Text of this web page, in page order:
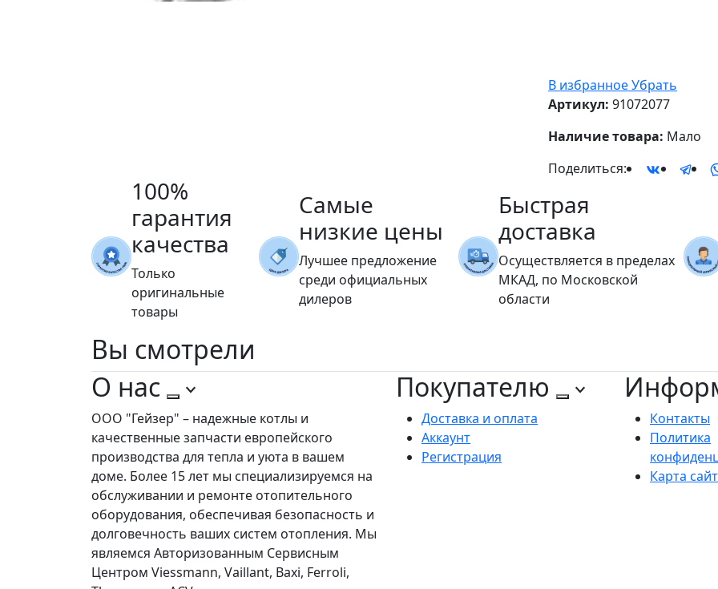
В избранноеУбрать
Артикул: 91072077
Наличие товара: Мало
Поделиться:
100%
гарантия
качества
Только
оригинальные
товары
Самые
низкие цены
Лучшее предложение
среди официальных
дилеров
Быстрая
доставка
Осуществляется в пределах
МКАД, по Московской
области
Вы смотрели
О нас
ООО "Гейзер" – надежные котлы и
качественные запчасти европейского
производства для тепла и уюта в вашем
доме. Более 15 лет мы специализируемся на
обслуживании и ремонте отопительного
оборудования, обеспечивая безопасность и
долговечность ваших систем отопления. Мы
являемся Авторизованным Сервисным
Центром Viessmann, Vaillant, Baxi, Ferroli,
Покупателю
Доставка и оплата
Аккаунт
Регистрация
Контакты
Политика
Карта